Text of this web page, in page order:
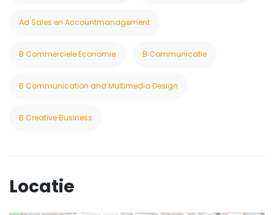
Ad Sales en Accountmanagement
B Commerciele Economie B Communicatie
B Communication and Multimedia Design
B Creative Business
Locatie